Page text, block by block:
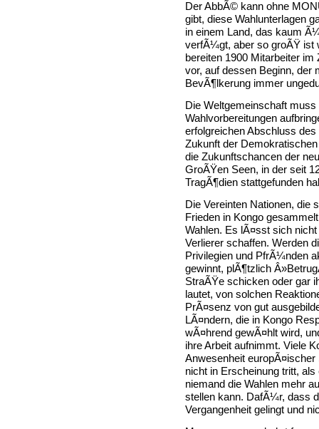
Der AbbÃ© kann ohne
gibt, diese Wahlunterlagen
in einem Land, das kaum
verfÃ¼gt, aber so groÃŸ ist
bereiten 1900 Mitarbeiter
vor, auf dessen Beginn, der
BevÃ¶lkerung immer
Die Weltgemeinschaft
Wahlvorbereitungen
erfolgreichen Abschluss
Zukunft der
die Zukunftschancen der
GroÃŸen Seen, in der seit
TragÃ¶dien stattgefunden
Die Vereinten Nationen, die
Frieden in Kongo
Wahlen. Es lÃ¤sst sich
Verlierer schaffen. Werden
Privilegien und PfrÃ¼nden
gewinnt, plÃ¶tzlich
StraÃŸe schicken oder gar
lautet, von solchen
PrÃ¤senz von gut
LÃ¤ndern, die in Kongo
wÃ¤hrend gewÃ¤hlt wird,
ihre Arbeit aufnimmt. Viele
Anwesenheit
nicht in Erscheinung tritt,
niemand die Wahlen mehr
stellen kann. DafÃ¼r, dass
Vergangenheit gelingt und